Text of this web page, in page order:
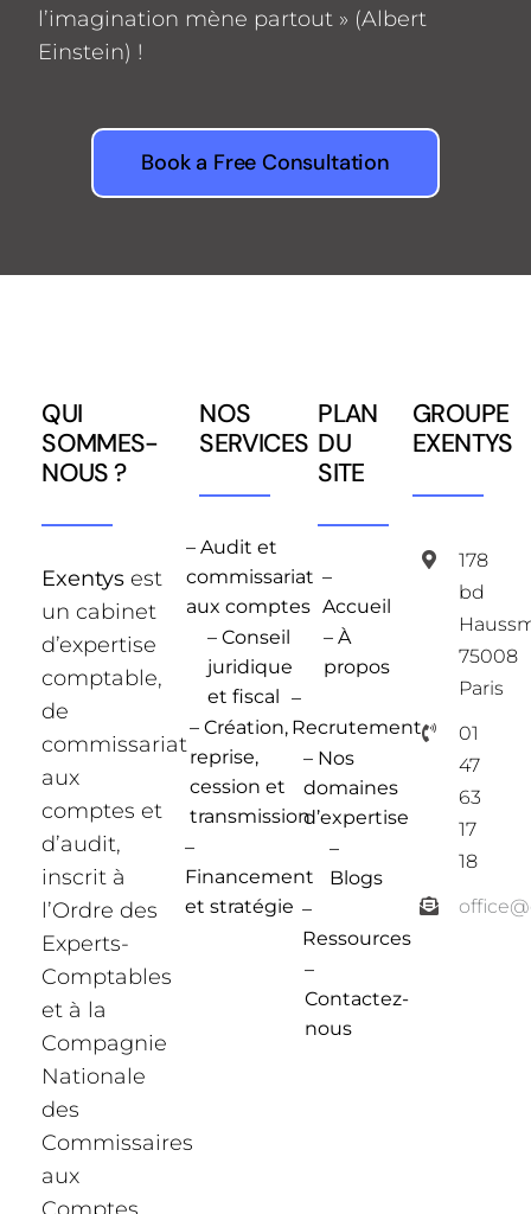
l’imagination mène partout » (Albert
Einstein) !
Book a Free Consultation
QUI
SOMMES-
NOUS ?
Exentys est
un cabinet
d’expertise
comptable,
de
commissariat
aux
comptes et
d’audit,
inscrit à
l’Ordre des
Experts-
Comptables
et à la
Compagnie
Nationale
des
Commissaires
aux
Comptes.
NOS
SERVICES
– Audit et
commissariat
aux comptes
– Conseil
juridique
et fiscal
– Création,
reprise,
cession et
transmission
–
Financement
et stratégie
PLAN
DU
SITE
–
Accueil
– À
propos
–
Recrutement
– Nos
domaines
d’expertise
–
Blogs
–
Ressources
–
Contactez-
nous
GROUPE
EXENTYS
178
bd
75008
Paris
01
47
63
17
18